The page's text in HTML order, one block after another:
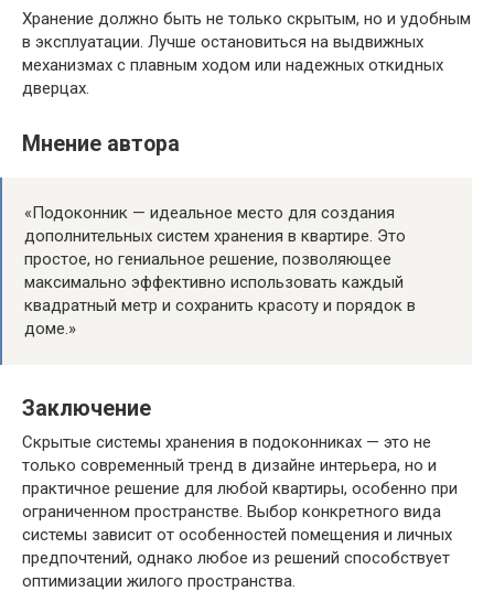
Хранение должно быть не только скрытым, но и удобным
в эксплуатации. Лучше остановиться на выдвижных
механизмах с плавным ходом или надежных откидных
дверцах.
Мнение автора
«Подоконник — идеальное место для создания
дополнительных систем хранения в квартире. Это
простое, но гениальное решение, позволяющее
максимально эффективно использовать каждый
квадратный метр и сохранить красоту и порядок в
доме.»
Заключение
Скрытые системы хранения в подоконниках — это не
только современный тренд в дизайне интерьера, но и
практичное решение для любой квартиры, особенно при
ограниченном пространстве. Выбор конкретного вида
системы зависит от особенностей помещения и личных
предпочтений, однако любое из решений способствует
оптимизации жилого пространства.